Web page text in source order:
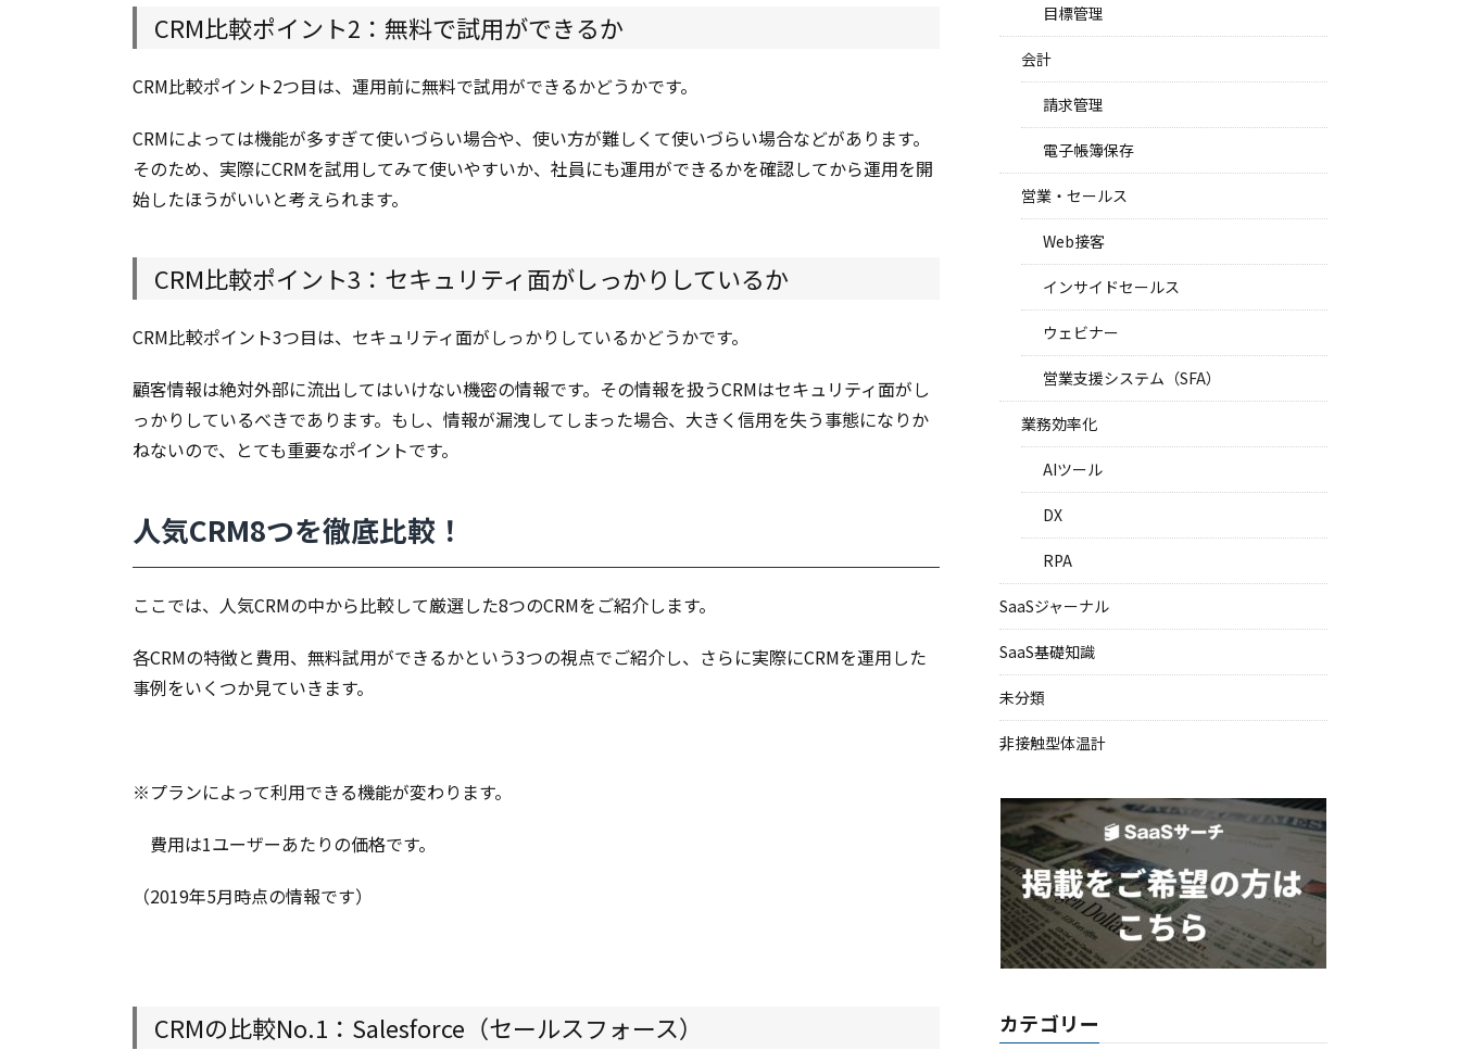
ント
セキ
ティ
面が
しっ
かり
いる
か
3.人気
つを
徹底
比
較！
No.1：
Salesforce（セ
ールスフォー
ス）
較
No.2：
CRM）
3.3.
CRMの比
較
No.3：
CRM/SFA
Microsoft
CRM比較ポイント2：無料で試用ができるか
CRM比較ポイント2つ目は、運用前に無料で試用ができるかどうかです。
CRMによっては機能が多すぎて使いづらい場合や、使い方が難しくて使いづらい場合などがあります。
そのため、実際にCRMを試用してみて使いやすいか、社員にも運用ができるかを確認してから運用を開
始したほうがいいと考えられます。
CRM比較ポイント3：セキュリティ面がしっかりしているか
CRM比較ポイント3つ目は、セキュリティ面がしっかりしているかどうかです。
顧客情報は絶対外部に流出してはいけない機密の情報です。その情報を扱うCRMはセキュリティ面がし
っかりしているべきであります。もし、情報が漏洩してしまった場合、大きく信用を失う事態になりか
ねないので、とても重要なポイントです。
人気CRM8つを徹底比較！
ここでは、人気CRMの中から比較して厳選した8つのCRMをご紹介します。
各CRMの特徴と費用、無料試用ができるかという3つの視点でご紹介し、さらに実際にCRMを運用した
事例をいくつか見ていきます。
※プランによって利用できる機能が変わります。
費用は1ユーザーあたりの価格です。
（2019年5月時点の情報です）
CRMの比較No.1：Salesforce（セールスフォース）
目標管理
会計
請求管理
電子帳簿保存
営業・セールス
Web接客
インサイドセールス
ウェビナー
営業支援システム（SFA）
業務効率化
AIツール
DX
RPA
SaaSジャーナル
SaaS基礎知識
未分類
非接触型体温計
カテゴリー